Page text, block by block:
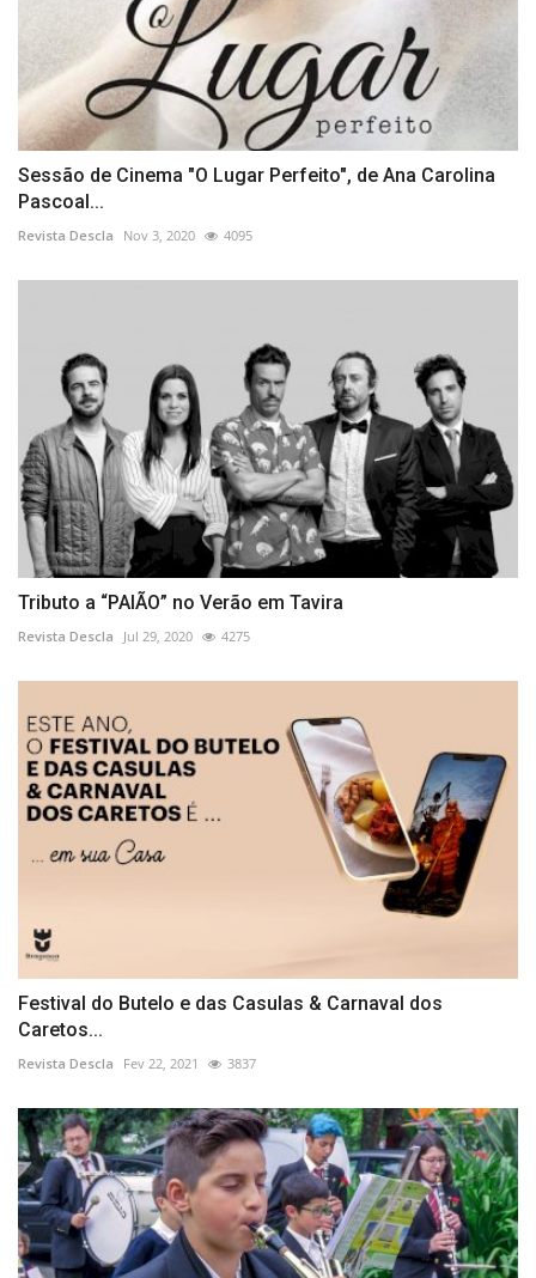
Sessão de Cinema "O Lugar Perfeito", de Ana Carolina
Pascoal...
Revista Descla Nov 3, 2020 4095
Tributo a “PAIÃO” no Verão em Tavira
Revista Descla Jul 29, 2020 4275
Festival do Butelo e das Casulas & Carnaval dos
Caretos...
Revista Descla Fev 22, 2021 3837